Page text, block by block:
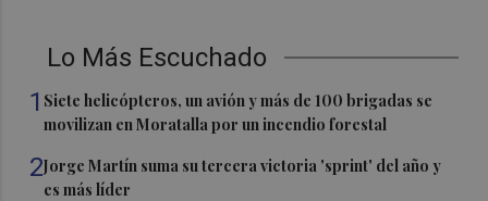
Lo Más Escuchado
1 Siete helicópteros, un avión y más de 100 brigadas se
movilizan en Moratalla por un incendio forestal
2Jorge Martín suma su tercera victoria 'sprint' del año y
es más líder